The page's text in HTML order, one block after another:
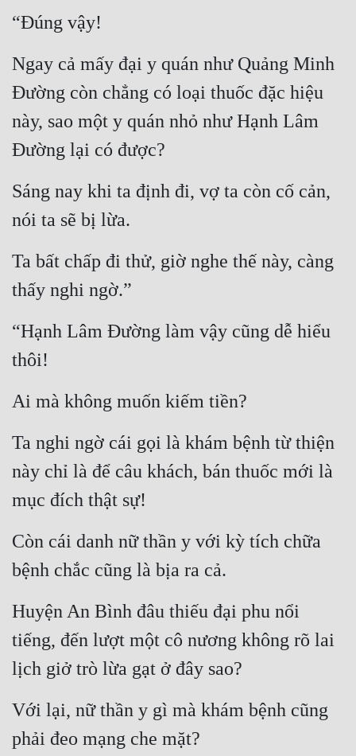
“Đúng vậy!
Ngay cả mấy đại y quán như Quảng Minh
Đường còn chẳng có loại thuốc đặc hiệu
này, sao một y quán nhỏ như Hạnh Lâm
Đường lại có được?
Sáng nay khi ta định đi, vợ ta còn cố cản,
nói ta sẽ bị lừa.
Ta bất chấp đi thử, giờ nghe thế này, càng
thấy nghi ngờ.”
“Hạnh Lâm Đường làm vậy cũng dễ hiểu
thôi!
Ai mà không muốn kiếm tiền?
Ta nghi ngờ cái gọi là khám bệnh từ thiện
này chỉ là để câu khách, bán thuốc mới là
mục đích thật sự!
Còn cái danh nữ thần y với kỳ tích chữa
bệnh chắc cũng là bịa ra cả.
Huyện An Bình đâu thiếu đại phu nổi
tiếng, đến lượt một cô nương không rõ lai
lịch giở trò lừa gạt ở đây sao?
Với lại, nữ thần y gì mà khám bệnh cũng
phải đeo mạng che mặt?